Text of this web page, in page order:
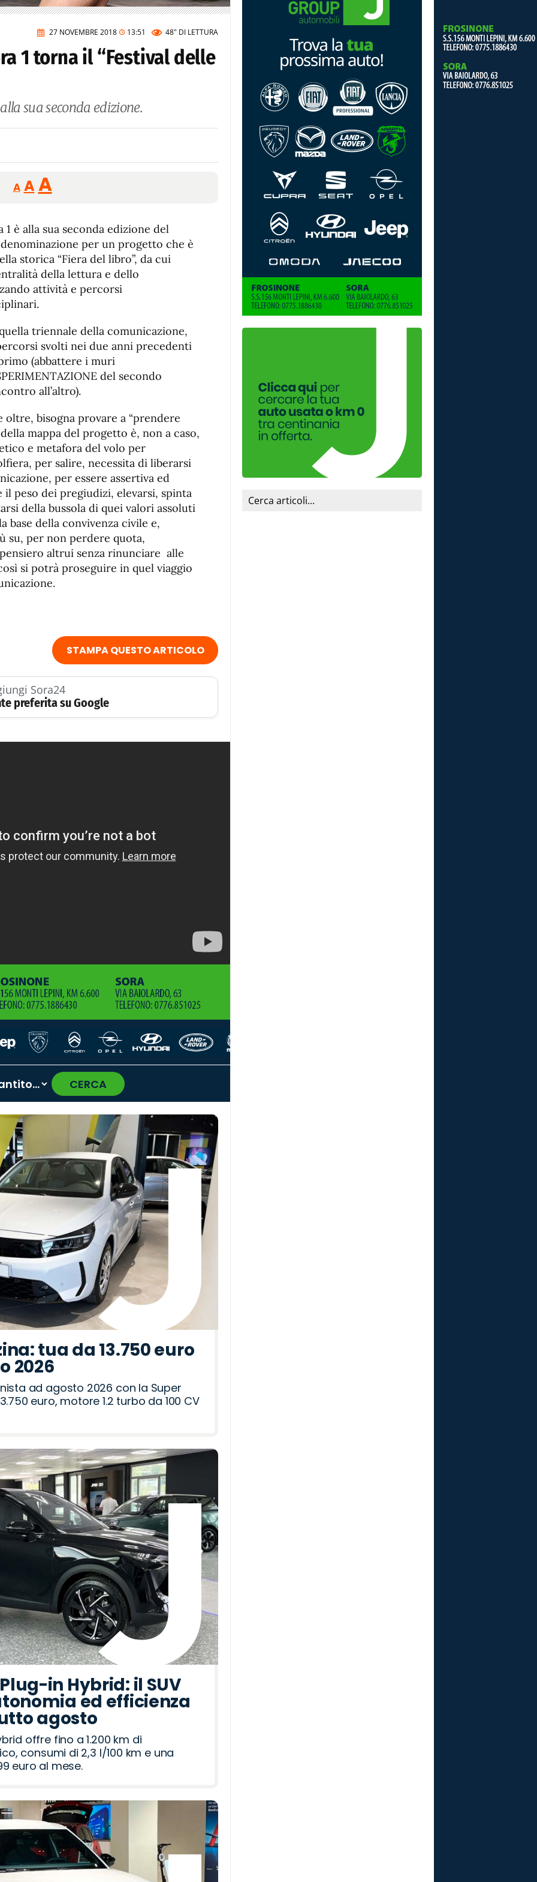
27 NOVEMBRE 2018 13:51 48" DI LETTURA
1 torna il “Festival delle
sua seconda edizione.
A
Reducir
tamaño
A Restablecer
tamaño
fuente
AAumentar
de
fuente.
è alla sua seconda edizione del
denominazione per un progetto che è
storica “Fiera del libro”, da cui
della lettura e dello
attività e percorsi
triennale della comunicazione,
svolti nei due anni precedenti
(abbattere i muri
del secondo
all’altro).
oltre, bisogna provare a “prendere
mappa del progetto è, non a caso,
e metafora del volo per
per salire, necessita di liberarsi
per essere assertiva ed
il peso dei pregiudizi, elevarsi, spinta
della bussola di quei valori assoluti
base della convivenza civile e,
su, per non perdere quota,
altrui senza rinunciare alle
si potrà proseguire in quel viaggio
STAMPA QUESTO ARTICOLO
Sora24
preferita su Google
CERCA
›
tua da 13.750 euro
2026
ad agosto 2026 con la Super
euro, motore 1.2 turbo da 100 CV
in Hybrid: il SUV
ed efficienza
agosto
offre fino a 1.200 km di
consumi di 2,3 l/100 km e una
euro al mese.